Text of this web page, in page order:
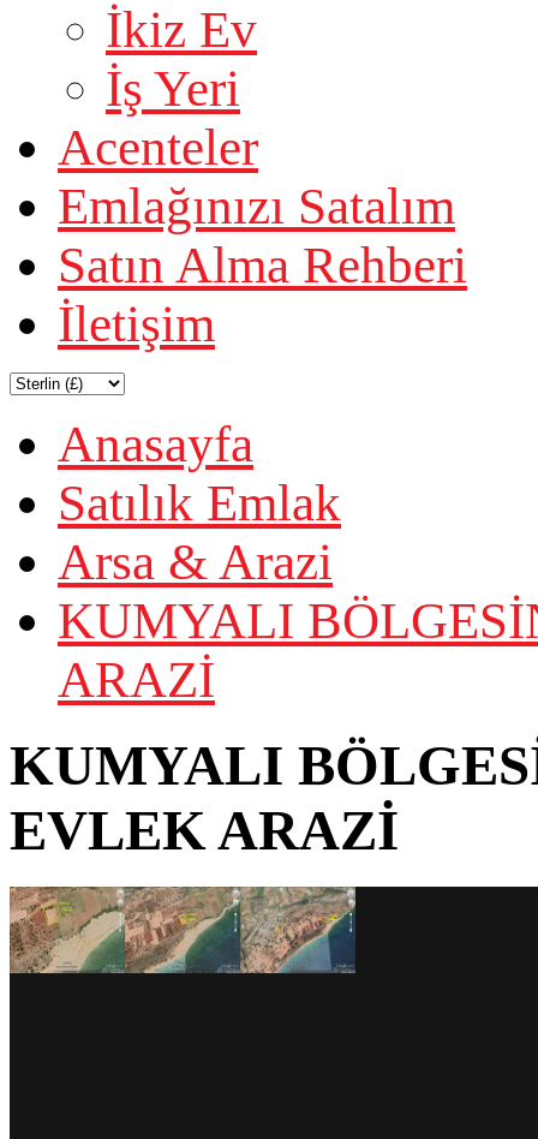
İkiz Ev
İş Yeri
Acenteler
Emlağınızı Satalım
Satın Alma Rehberi
İletişim
Anasayfa
Satılık Emlak
Arsa & Arazi
KUMYALI
ARAZİ
KUMYALI
EVLEK ARAZİ